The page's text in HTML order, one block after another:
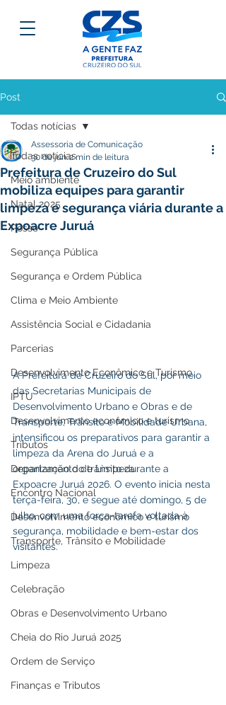
Post
Todas notícias
Meio ambiente
Natal 2025
Posse
Segurança Pública
Segurança e Ordem Pública
Clima e Meio Ambiente
Assistência Social e Cidadania
Parcerias
Desenvolvimento Econômico e Turismo
IPTU
Desenvolvimento econômico e turismo
Tributos
Departamento de Limpeza
Encontro Nacional
Desenvolvimento econômico e turismo
Transporte, Trânsito e Mobilidade
Limpeza
Celebração
Obras e Desenvolvimento Urbano
Cheia do Rio Juruá 2025
Ordem de Serviço
Finanças e Tributos
Todas notícias
Prefeitura de Cruzeiro do Sul
mobiliza equipes para garantir
limpeza e segurança viária durante a
Expoacre Juruá
Assessoria de Comunicação
30 de jun.2 min de leitura
A Prefeitura de Cruzeiro do Sul, por meio
das Secretarias Municipais de
Desenvolvimento Urbano e Obras e de
Transporte, Trânsito e Mobilidade Urbana,
intensificou os preparativos para garantir a
limpeza da Arena do Juruá e a
organização do trânsito durante a
Expoacre Juruá 2026. O evento inicia nesta
terça-feira, 30, e segue até domingo, 5 de
julho, com uma força-tarefa voltada à
segurança, mobilidade e bem-estar dos
visitantes.